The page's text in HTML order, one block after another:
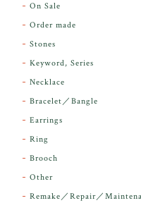
ンダラで感動しました
下さり、ありがとうご
レビューをあり
こそ この度は
On Sale
Order made
Stones
Keyword, Series
Necklace
Bracelet／Bangle
Earrings
Ring
Brooch
Other
Remake／Repair／